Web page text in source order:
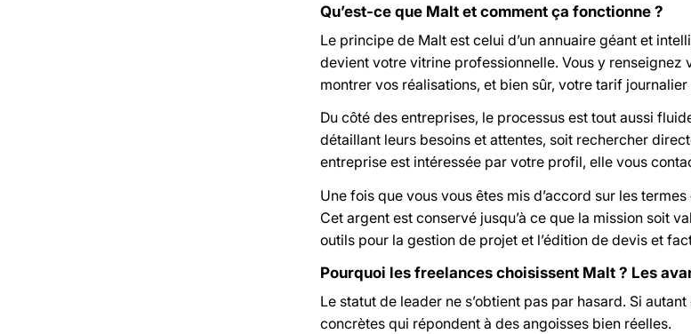
Qu’est-ce que Malt et comment ça fonctionne ?
Le principe de Malt est celui d’un annuaire géant et
devient votre vitrine professionnelle. Vous y
montrer vos réalisations, et bien sûr, votre tarif
Du côté des entreprises, le processus est tout aussi
détaillant leurs besoins et attentes, soit rechercher
entreprise est intéressée par votre profil, elle vous
Une fois que vous vous êtes mis d’accord sur les
Cet argent est conservé jusqu’à ce que la mission soit
outils pour la gestion de projet et l’édition de devis et
Pourquoi les freelances choisissent Malt ? Les
Le statut de leader ne s’obtient pas par hasard. Si
concrètes qui répondent à des angoisses bien réelles.